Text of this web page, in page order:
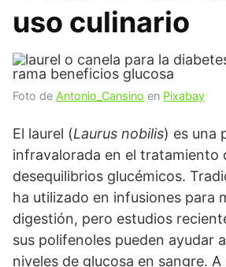
uso culinario
Foto de Antonio_Cansino en Pixabay
El laurel (Laurus nobilis) es una
infravalorada en el tratamiento
desequilibrios glucémicos.
ha utilizado en infusiones para
digestión, pero estudios
sus polifenoles pueden ayudar
niveles de glucosa en sangre.